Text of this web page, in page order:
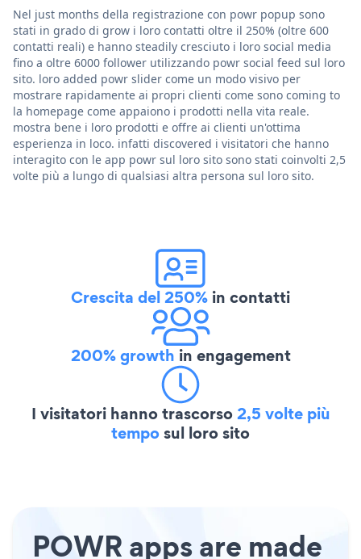
Nel just months della registrazione con powr popup sono
stati in grado di grow i loro contatti oltre il 250% (oltre 600
contatti reali) e hanno steadily cresciuto i loro social media
fino a oltre 6000 follower utilizzando powr social feed sul loro
sito. loro added powr slider come un modo visivo per
mostrare rapidamente ai propri clienti come sono coming to
la homepage come appaiono i prodotti nella vita reale.
mostra bene i loro prodotti e offre ai clienti un'ottima
esperienza in loco. infatti discovered i visitatori che hanno
interagito con le app powr sul loro sito sono stati coinvolti 2,5
volte più a lungo di qualsiasi altra persona sul loro sito.
Crescita del 250% in contatti
200% growth in engagement
I visitatori hanno trascorso2,5 volte più
temposul loro sito
POWR apps are made